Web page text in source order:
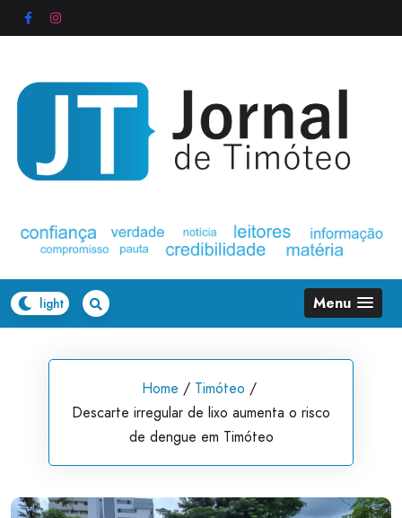
to
Menu
Home / Timóteo /
Descarte irregular de lixo aumenta o risco
de dengue em Timóteo